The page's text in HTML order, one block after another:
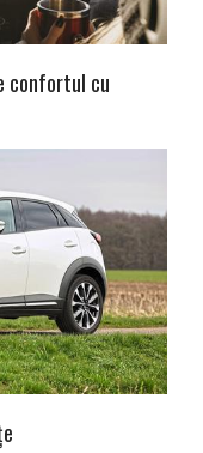
confortul cu